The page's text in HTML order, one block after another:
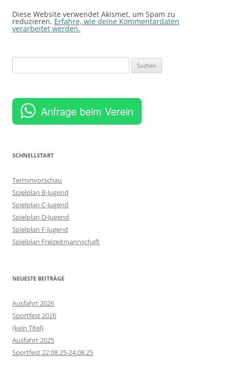
Diese Website verwendet Akismet, um Spam zu
reduzieren. Erfahre, wie deine Kommentardaten
verarbeitet werden.
nach:
Anfrage beim Verein
SCHNELLSTART
Terminvorschau
Spielplan B-Jugend
Spielplan C-Jugend
Spielplan D-Jugend
Spielplan F-Jugend
Spielplan Freizeitmannschaft
NEUESTE BEITRÄGE
Ausfahrt 2026
Sportfest 2026
(kein Titel)
Ausfahrt 2025
Sportfest 22.08.25-24.08.25